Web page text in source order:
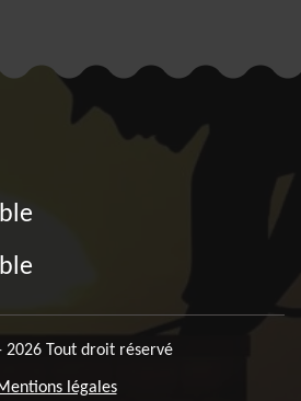
2026 Tout droit réservé
légales